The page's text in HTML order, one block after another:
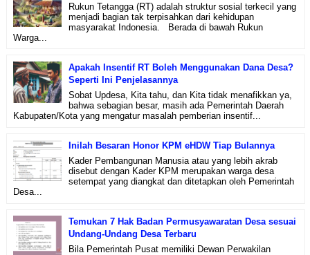
Rukun Tetangga (RT) adalah struktur sosial terkecil yang
menjadi bagian tak terpisahkan dari kehidupan
masyarakat Indonesia. Berada di bawah Rukun
Warga...
Apakah Insentif RT Boleh Menggunakan Dana Desa?
Seperti Ini Penjelasannya
Sobat Updesa, Kita tahu, dan Kita tidak menafikkan ya,
bahwa sebagian besar, masih ada Pemerintah Daerah
Kabupaten/Kota yang mengatur masalah pemberian insentif...
Inilah Besaran Honor KPM eHDW Tiap Bulannya
Kader Pembangunan Manusia atau yang lebih akrab
disebut dengan Kader KPM merupakan warga desa
setempat yang diangkat dan ditetapkan oleh Pemerintah
Desa...
Temukan 7 Hak Badan Permusyawaratan Desa sesuai
Undang-Undang Desa Terbaru
Bila Pemerintah Pusat memiliki Dewan Perwakilan